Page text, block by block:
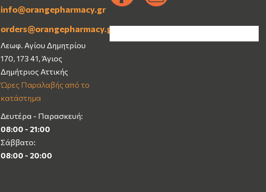
info@orangepharmacy.gr
orders@orangepharmacy.gr
Λεωφ. Αγίου Δημητρίου
170, 173 41, Άγιος
Δημήτριος Αττικής
Ώρες Παραλαβής από το
κατάστημα
Δευτέρα - Παρασκευή:
08:00 - 21:00
Σάββατο:
08:00 - 20:00